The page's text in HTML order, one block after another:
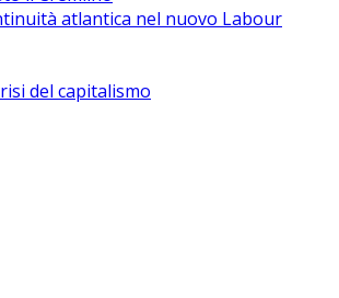
atlantica nel nuovo Labour
del capitalismo